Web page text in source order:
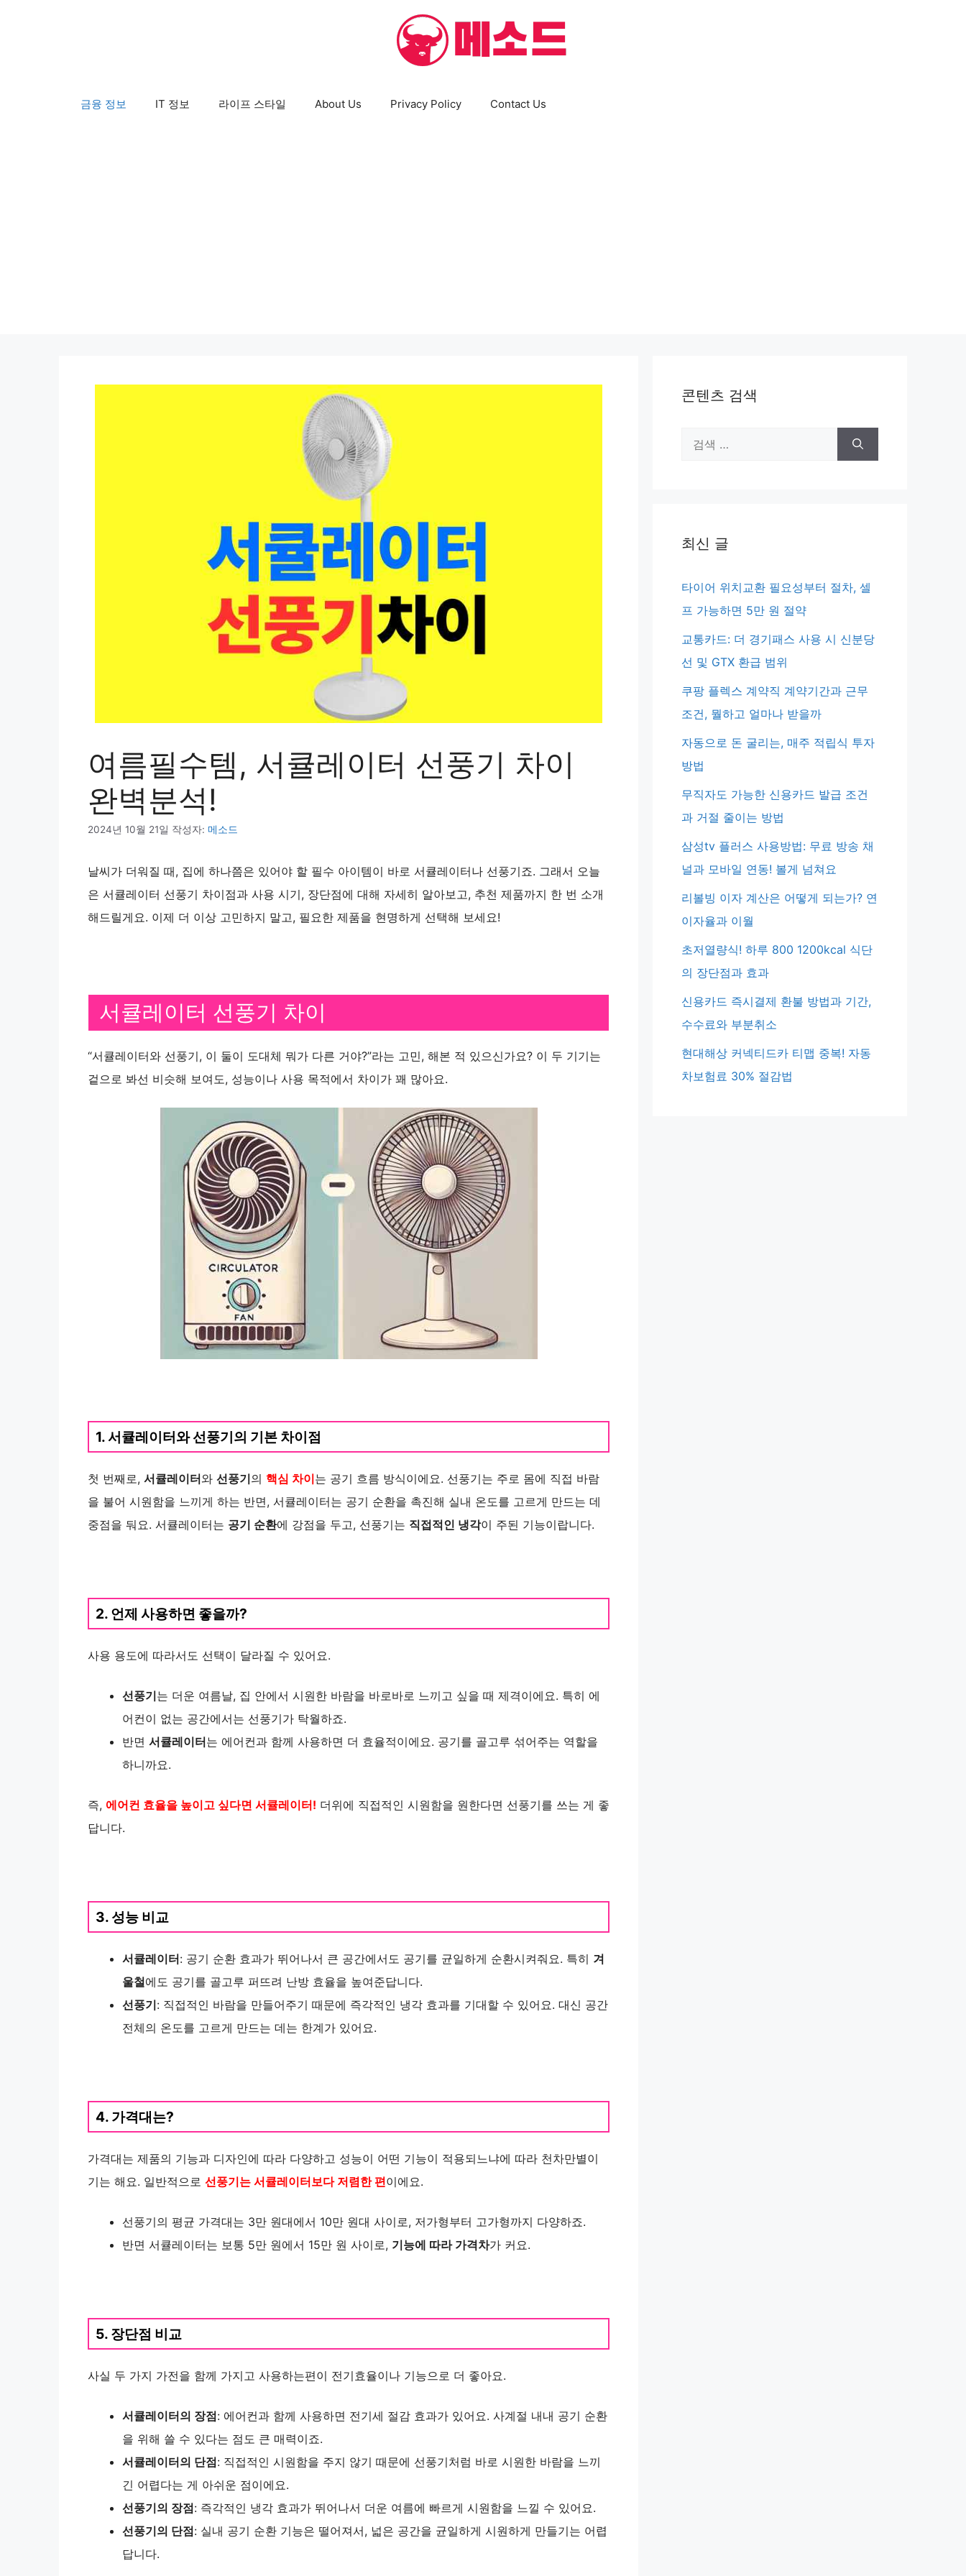
금융 정보 IT 정보 라이프 스타일 About Us Privacy Policy Contact Us
여름필수템, 서큘레이터 선풍기 차이
완벽분석!
2024년 10월 21일 작성자: 메소드
날씨가 더워질 때, 집에 하나쯤은 있어야 할 필수 아이템이 바로 서큘레이터나 선풍기죠. 그래서 오늘
은 서큘레이터 선풍기 차이점과 사용 시기, 장단점에 대해 자세히 알아보고, 추천 제품까지 한 번 소개
해드릴게요. 이제 더 이상 고민하지 말고, 필요한 제품을 현명하게 선택해 보세요!
서큘레이터 선풍기 차이
“서큘레이터와 선풍기, 이 둘이 도대체 뭐가 다른 거야?”라는 고민, 해본 적 있으신가요? 이 두 기기는
겉으로 봐선 비슷해 보여도, 성능이나 사용 목적에서 차이가 꽤 많아요.
1. 서큘레이터와 선풍기의 기본 차이점
첫 번째로, 서큘레이터와 선풍기의 핵심 차이는 공기 흐름 방식이에요. 선풍기는 주로 몸에 직접 바람
을 불어 시원함을 느끼게 하는 반면, 서큘레이터는 공기 순환을 촉진해 실내 온도를 고르게 만드는 데
중점을 둬요. 서큘레이터는 공기 순환에 강점을 두고, 선풍기는 직접적인 냉각이 주된 기능이랍니다.
2. 언제 사용하면 좋을까?
사용 용도에 따라서도 선택이 달라질 수 있어요.
선풍기는 더운 여름날, 집 안에서 시원한 바람을 바로바로 느끼고 싶을 때 제격이에요. 특히 에
어컨이 없는 공간에서는 선풍기가 탁월하죠.
반면 서큘레이터는 에어컨과 함께 사용하면 더 효율적이에요. 공기를 골고루 섞어주는 역할을
하니까요.
즉, 에어컨 효율을 높이고 싶다면 서큘레이터! 더위에 직접적인 시원함을 원한다면 선풍기를 쓰는 게 좋
답니다.
3. 성능 비교
서큘레이터: 공기 순환 효과가 뛰어나서 큰 공간에서도 공기를 균일하게 순환시켜줘요. 특히 겨
울철에도 공기를 골고루 퍼뜨려 난방 효율을 높여준답니다.
선풍기: 직접적인 바람을 만들어주기 때문에 즉각적인 냉각 효과를 기대할 수 있어요. 대신 공간
전체의 온도를 고르게 만드는 데는 한계가 있어요.
4. 가격대는?
가격대는 제품의 기능과 디자인에 따라 다양하고 성능이 어떤 기능이 적용되느냐에 따라 천차만별이
기는 해요. 일반적으로 선풍기는 서큘레이터보다 저렴한 편이에요.
선풍기의 평균 가격대는 3만 원대에서 10만 원대 사이로, 저가형부터 고가형까지 다양하죠.
반면 서큘레이터는 보통 5만 원에서 15만 원 사이로, 기능에 따라 가격차가 커요.
5. 장단점 비교
사실 두 가지 가전을 함께 가지고 사용하는편이 전기효율이나 기능으로 더 좋아요.
서큘레이터의 장점: 에어컨과 함께 사용하면 전기세 절감 효과가 있어요. 사계절 내내 공기 순환
을 위해 쓸 수 있다는 점도 큰 매력이죠.
서큘레이터의 단점: 직접적인 시원함을 주지 않기 때문에 선풍기처럼 바로 시원한 바람을 느끼
긴 어렵다는 게 아쉬운 점이에요.
선풍기의 장점: 즉각적인 냉각 효과가 뛰어나서 더운 여름에 빠르게 시원함을 느낄 수 있어요.
선풍기의 단점: 실내 공기 순환 기능은 떨어져서, 넓은 공간을 균일하게 시원하게 만들기는 어렵
답니다.
콘텐츠 검색
최신 글
타이어 위치교환 필요성부터 절차, 셀
프 가능하면 5만 원 절약
교통카드: 더 경기패스 사용 시 신분당
선 및 GTX 환급 범위
쿠팡 플렉스 계약직 계약기간과 근무
조건, 뭘하고 얼마나 받을까
자동으로 돈 굴리는, 매주 적립식 투자
방법
무직자도 가능한 신용카드 발급 조건
과 거절 줄이는 방법
삼성tv 플러스 사용방법: 무료 방송 채
널과 모바일 연동! 볼게 넘쳐요
리볼빙 이자 계산은 어떻게 되는가? 연
이자율과 이월
초저열량식! 하루 800 1200kcal 식단
의 장단점과 효과
신용카드 즉시결제 환불 방법과 기간,
수수료와 부분취소
현대해상 커넥티드카 티맵 중복! 자동
차보험료 30% 절감법